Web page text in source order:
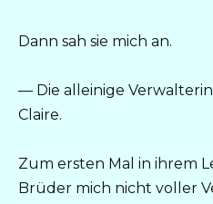
Dann sah sie mich an.
— Die alleinige
Claire.
Zum ersten Mal in ihrem
Brüder mich nicht voller